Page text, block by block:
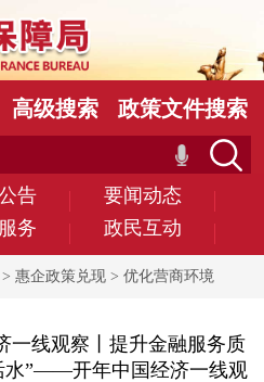
告
要闻动态
务 政民互动
高级搜索 政策文件搜索
> 惠企政策兑现 > 优化营商环境
一线观察丨提升金融服务质
水”——开年中国经济一线观